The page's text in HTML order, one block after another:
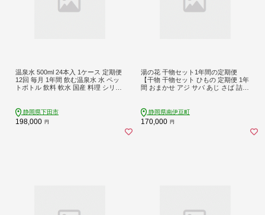
温泉水 500ml 24本入 1ケース 定期便
12回 毎月 1年間 飲む温泉水 水 ペッ
トボトル 飲料 軟水 国産 料理 シリカ
PTS007-00019-T
静岡県下田市
198,000 円
湯の花 干物セット1年間の定期便
【干物 干物セット ひもの 定期便 1年
間 おまかせ アジ サバ あじ さば 詰め
静岡県南伊豆町
170,000 円